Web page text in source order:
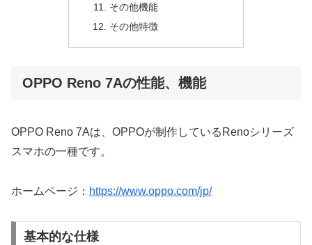
その他機能
その他特徴
OPPO Reno 7Aの性能、機能
OPPO Reno 7Aは、OPPOが制作しているRenoシリーズ
スマホの一種です。
ホームページ： https://www.oppo.com/jp/
基本的な仕様